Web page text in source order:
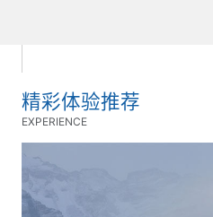
精彩体验推荐
EXPERIENCE